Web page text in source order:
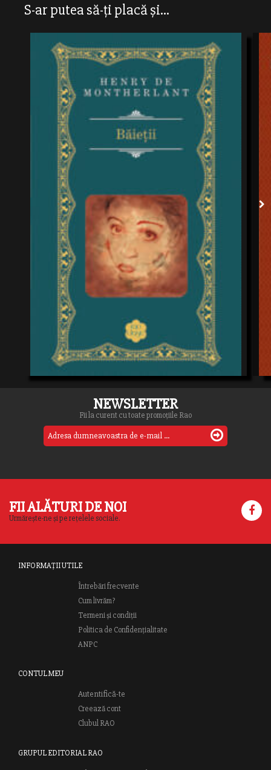
S-ar putea să-ți placă și...
NEWSLETTER
Fii la curent cu toate promoțiile Rao
FII ALĂTURI DE NOI
Urmărește-ne și pe rețelele sociale.
INFORMAȚII UTILE
Întrebări frecvente
Cum livrăm?
Termeni și condiții
Politica de Confidențialitate
ANPC
CONTUL MEU
Autentifică-te
Creează cont
Clubul RAO
GRUPUL EDITORIAL RAO